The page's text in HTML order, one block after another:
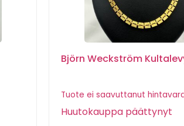
Björn Weckström
Tuote ei saavuttanut
Huutokauppa päättynyt